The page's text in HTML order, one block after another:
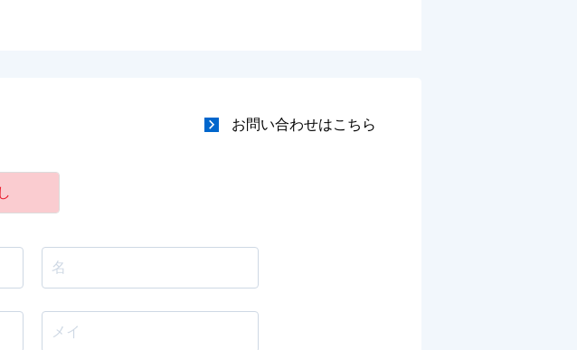
お問い合わせはこちら